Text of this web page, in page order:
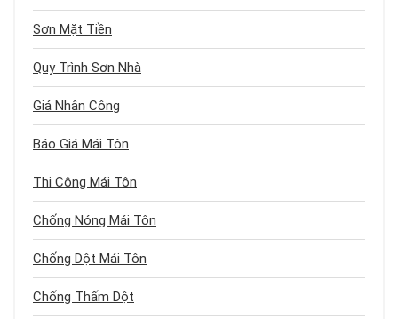
Sơn Mặt Tiền
Quy Trình Sơn Nhà
Giá Nhân Công
Báo Giá Mái Tôn
Thi Công Mái Tôn
Chống Nóng Mái Tôn
Chống Dột Mái Tôn
Chống Thấm Dột